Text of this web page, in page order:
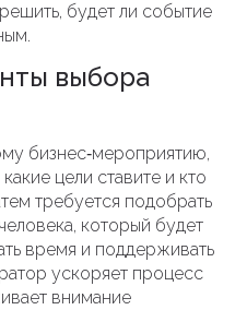
будет ли событие
выбора
бизнес‑мероприятию,
цели ставите и кто
требуется подобрать
человека, который будет
время и поддерживать
ускоряет процесс
внимание